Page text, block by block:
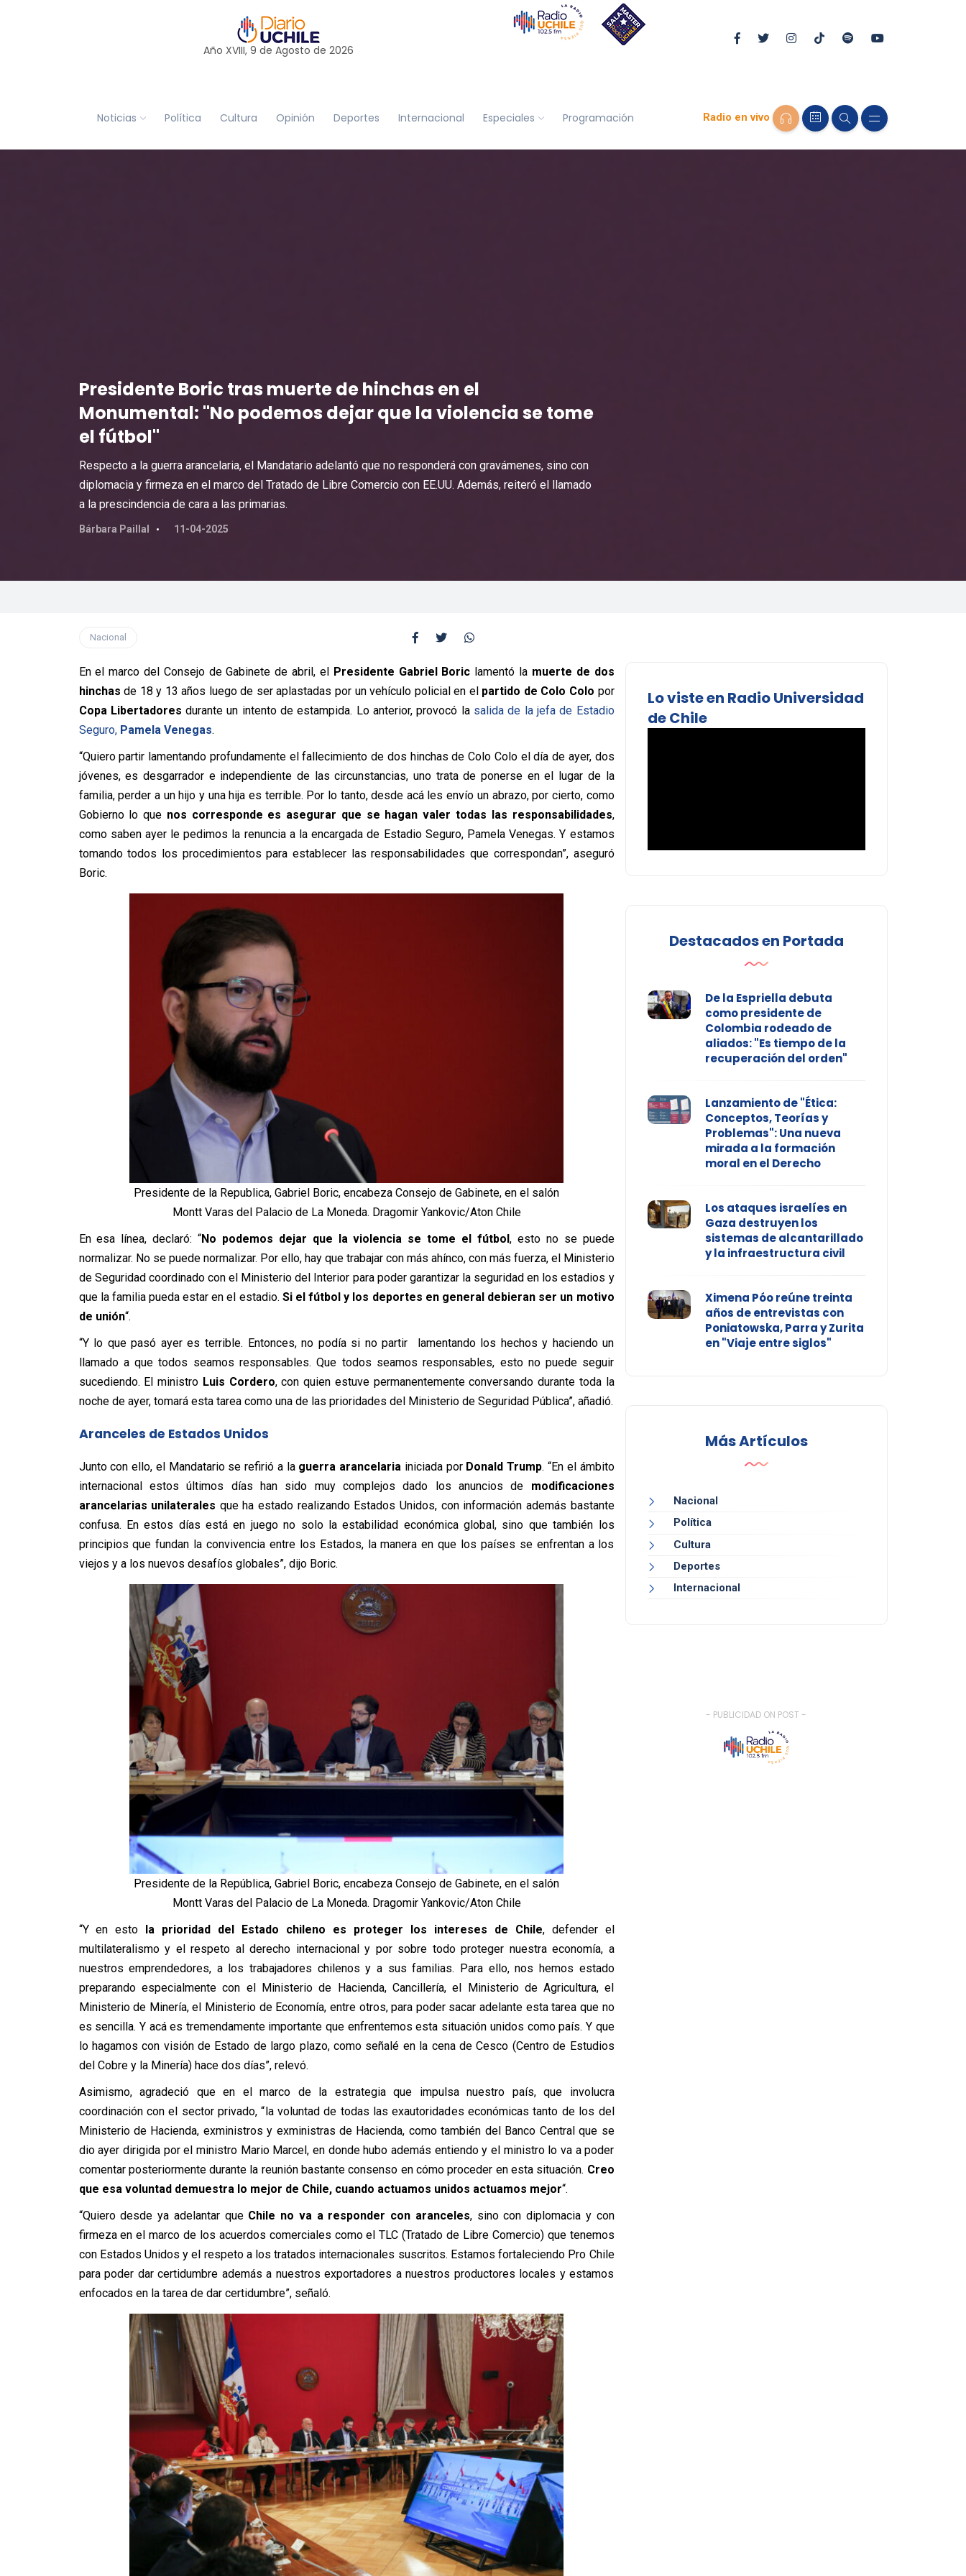
Año XVIII, 9 de Agosto de 2026
Noticias Política Cultura Opinión Deportes Internacional Especiales Programación Radio en vivo
Presidente Boric tras muerte de hinchas en el
Monumental: "No podemos dejar que la violencia se tome
el fútbol"
Respecto a la guerra arancelaria, el Mandatario adelantó que no responderá con gravámenes, sino con
diplomacia y firmeza en el marco del Tratado de Libre Comercio con EE.UU. Además, reiteró el llamado
a la prescindencia de cara a las primarias.
Bárbara Paillal 11-04-2025
Nacional
En el marco del Consejo de Gabinete de abril, el Presidente Gabriel Boric lamentó la muerte de dos
hinchas de 18 y 13 años luego de ser aplastadas por un vehículo policial en el partido de Colo Colo por
Copa Libertadores durante un intento de estampida. Lo anterior, provocó la salida de la jefa de Estadio
Seguro, Pamela Venegas.
“Quiero partir lamentando profundamente el fallecimiento de dos hinchas de Colo Colo el día de ayer, dos
jóvenes, es desgarrador e independiente de las circunstancias, uno trata de ponerse en el lugar de la
familia, perder a un hijo y una hija es terrible. Por lo tanto, desde acá les envío un abrazo, por cierto, como
Gobierno lo que nos corresponde es asegurar que se hagan valer todas las responsabilidades,
como saben ayer le pedimos la renuncia a la encargada de Estadio Seguro, Pamela Venegas. Y estamos
tomando todos los procedimientos para establecer las responsabilidades que correspondan”, aseguró
Boric.
Presidente de la Republica, Gabriel Boric, encabeza Consejo de Gabinete, en el salón
Montt Varas del Palacio de La Moneda. Dragomir Yankovic/Aton Chile
En esa línea, declaró: “No podemos dejar que la violencia se tome el fútbol, esto no se puede
normalizar. No se puede normalizar. Por ello, hay que trabajar con más ahínco, con más fuerza, el Ministerio
de Seguridad coordinado con el Ministerio del Interior para poder garantizar la seguridad en los estadios y
que la familia pueda estar en el estadio. Si el fútbol y los deportes en general debieran ser un motivo
de unión“.
“Y lo que pasó ayer es terrible. Entonces, no podía si no partir lamentando los hechos y haciendo un
llamado a que todos seamos responsables. Que todos seamos responsables, esto no puede seguir
sucediendo. El ministro Luis Cordero, con quien estuve permanentemente conversando durante toda la
noche de ayer, tomará esta tarea como una de las prioridades del Ministerio de Seguridad Pública”, añadió.
Aranceles de Estados Unidos
Junto con ello, el Mandatario se refirió a la guerra arancelaria iniciada por Donald Trump. “En el ámbito
internacional estos últimos días han sido muy complejos dado los anuncios de modificaciones
arancelarias unilaterales que ha estado realizando Estados Unidos, con información además bastante
confusa. En estos días está en juego no solo la estabilidad económica global, sino que también los
principios que fundan la convivencia entre los Estados, la manera en que los países se enfrentan a los
viejos y a los nuevos desafíos globales”, dijo Boric.
Presidente de la República, Gabriel Boric, encabeza Consejo de Gabinete, en el salón
Montt Varas del Palacio de La Moneda. Dragomir Yankovic/Aton Chile
“Y en esto la prioridad del Estado chileno es proteger los intereses de Chile, defender el
multilateralismo y el respeto al derecho internacional y por sobre todo proteger nuestra economía, a
nuestros emprendedores, a los trabajadores chilenos y a sus familias. Para ello, nos hemos estado
preparando especialmente con el Ministerio de Hacienda, Cancillería, el Ministerio de Agricultura, el
Ministerio de Minería, el Ministerio de Economía, entre otros, para poder sacar adelante esta tarea que no
es sencilla. Y acá es tremendamente importante que enfrentemos esta situación unidos como país. Y que
lo hagamos con visión de Estado de largo plazo, como señalé en la cena de Cesco (Centro de Estudios
del Cobre y la Minería) hace dos días”, relevó.
Asimismo, agradeció que en el marco de la estrategia que impulsa nuestro país, que involucra
coordinación con el sector privado, “la voluntad de todas las exautoridades económicas tanto de los del
Ministerio de Hacienda, exministros y exministras de Hacienda, como también del Banco Central que se
dio ayer dirigida por el ministro Mario Marcel, en donde hubo además entiendo y el ministro lo va a poder
comentar posteriormente durante la reunión bastante consenso en cómo proceder en esta situación. Creo
que esa voluntad demuestra lo mejor de Chile, cuando actuamos unidos actuamos mejor“.
“Quiero desde ya adelantar que Chile no va a responder con aranceles, sino con diplomacia y con
firmeza en el marco de los acuerdos comerciales como el TLC (Tratado de Libre Comercio) que tenemos
con Estados Unidos y el respeto a los tratados internacionales suscritos. Estamos fortaleciendo Pro Chile
para poder dar certidumbre además a nuestros exportadores a nuestros productores locales y estamos
enfocados en la tarea de dar certidumbre”, señaló.
Lo viste en Radio Universidad
de Chile
Destacados en Portada
De la Espriella debuta
como presidente de
Colombia rodeado de
aliados: "Es tiempo de la
recuperación del orden"
Lanzamiento de "Ética:
Conceptos, Teorías y
Problemas": Una nueva
mirada a la formación
moral en el Derecho
Los ataques israelíes en
Gaza destruyen los
sistemas de alcantarillado
y la infraestructura civil
Ximena Póo reúne treinta
años de entrevistas con
Poniatowska, Parra y Zurita
en "Viaje entre siglos"
Más Artículos
Nacional
Política
Cultura
Deportes
Internacional
- PUBLICIDAD ON POST -